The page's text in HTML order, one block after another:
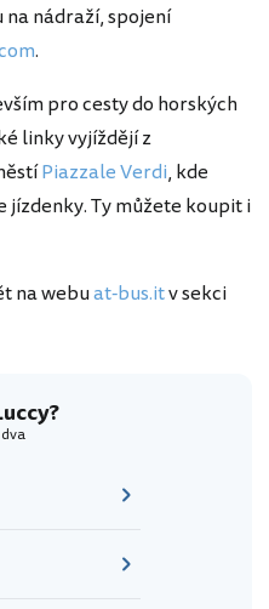
nádraží, spojení
.
pro cesty do horských
linky vyjíždějí z
Piazzale Verdi, kde
Ty můžete koupit i
na webuat-bus.itv sekci